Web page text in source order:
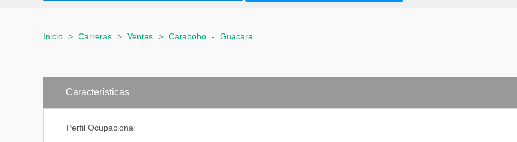
Inicio > Carreras > Ventas > Carabobo - Guacara
Características
Perfil Ocupacional